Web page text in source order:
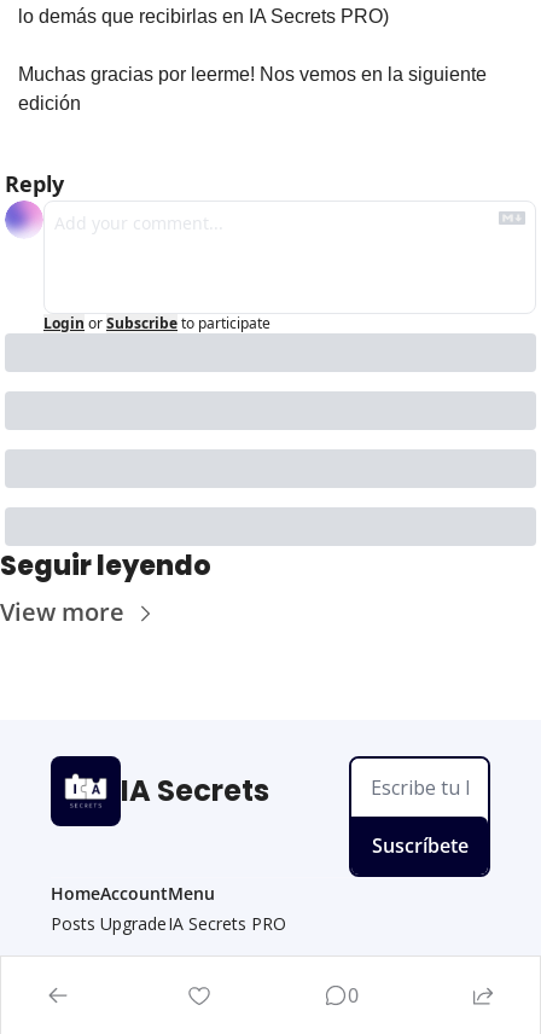
lo demás que recibirlas en IA Secrets PRO)
Muchas gracias por leerme! Nos vemos en la siguiente
edición
Reply
Login orSubscribeto participate
Seguir leyendo
View more
IA Secrets
Suscríbete
Home
Posts
Account
Upgrade
Menu
IA Secrets PRO
Powered by beehiiv0